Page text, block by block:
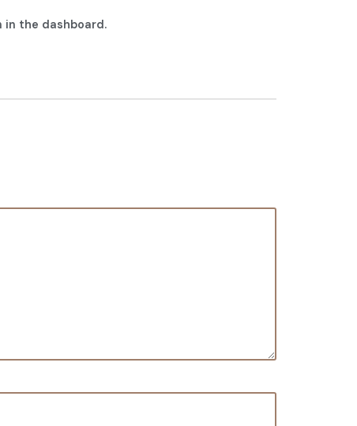
the dashboard.